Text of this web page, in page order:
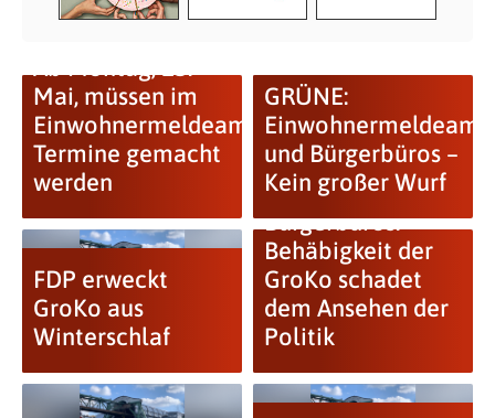
Ab Montag, 15.
Mai, müssen im
Einwohnermeldeamt
Termine gemacht
werden
GRÜNE:
Einwohnermeldeamt
und Bürgerbüros –
Kein großer Wurf
FDP erweckt
GroKo aus
Winterschlaf
Bürgerbüros:
Behäbigkeit der
GroKo schadet
dem Ansehen der
Politik